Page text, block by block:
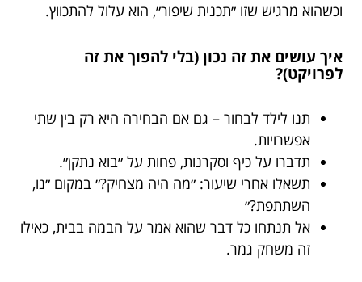
וכשהוא מרגיש שזו ״תכנית שיפור״, הוא עלול להתכווץ.
איך עושים את זה נכון (בלי להפוך את זה
לפרויקט)?
תנו לילד לבחור – גם אם הבחירה היא רק בין שתי
אפשרויות.
תדברו על כיף וסקרנות, פחות על ״בוא נתקן״.
תשאלו אחרי שיעור: ״מה היה מצחיק?״ במקום ״נו,
השתתפת?״
אל תנתחו כל דבר שהוא אמר על הבמה בבית, כאילו
זה משחק גמר.